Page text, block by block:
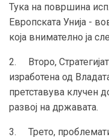
Тука на површина
Европската Унија -
која внимателно ја
2. Второ,
изработена од
претставува клучен
развој на државата.
3. Трето,